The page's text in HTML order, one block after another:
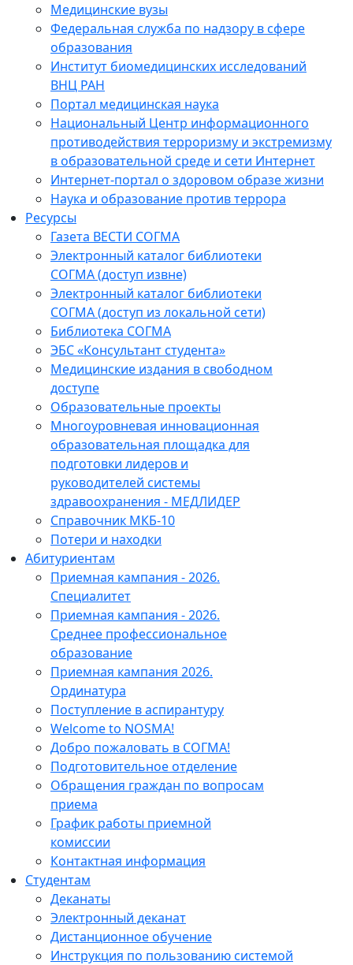
Медицинские вузы
Федеральная служба по надзору в сфере
образования
Институт биомедицинских исследований
ВНЦ РАН
Портал медицинская наука
Национальный Центр информационного
противодействия терроризму и экстремизму
в образовательной среде и сети Интернет
Интернет-портал о здоровом образе жизни
Наука и образование против террора
Ресурсы
Газета ВЕСТИ СОГМА
Электронный каталог библиотеки
СОГМА (доступ извне)
Электронный каталог библиотеки
СОГМА (доступ из локальной сети)
Библиотека СОГМА
ЭБС «Консультант студента»
Медицинские издания в свободном
доступе
Образовательные проекты
Многоуровневая инновационная
образовательная площадка для
подготовки лидеров и
руководителей системы
здравоохранения - МЕДЛИДЕР
Справочник МКБ-10
Потери и находки
Абитуриентам
Приемная кампания - 2026.
Специалитет
Приемная кампания - 2026.
Среднее профессиональное
образование
Приемная кампания 2026.
Ординатура
Поступление в аспирантуру
Welcome to NOSMA!
Добро пожаловать в СОГМА!
Подготовительное отделение
Обращения граждан по вопросам
приема
График работы приемной
комиссии
Контактная информация
Студентам
Деканаты
Электронный деканат
Дистанционное обучение
Инструкция по пользованию системой